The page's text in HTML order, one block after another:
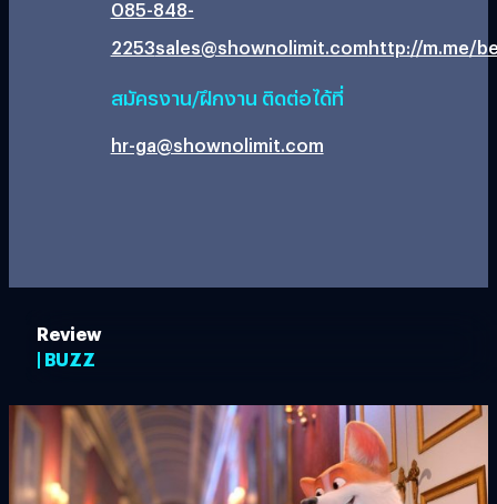
085-848-
2253sales@shownolimit.comhttp://m.me/
สมัครงาน/ฝึกงาน ติดต่อได้ที่
hr-ga@shownolimit.com
Review
| BUZZ